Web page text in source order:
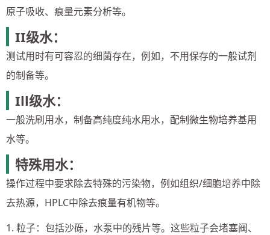
原子吸收、痕量元素分析等。
II级水：
测试用时有可容忍的细菌存在，例如，不用保存的一般试剂
的制备等。
Ill级水：
一般洗刷用水，制备高纯度纯水用水，配制微生物培养基用
水等。
特殊用水：
操作过程中要求除去特殊的污染物，例如组织/细胞培养中除
去热源，HPLC中除去痕量有机物等。
1. 粒子：包括沙砾，水泵中的残片等。这些粒子会堵塞阀、